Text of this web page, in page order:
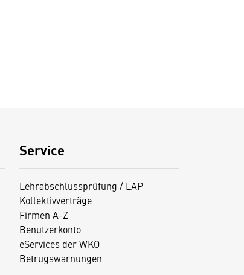
Service
Lehrabschlussprüfung / LAP
Kollektivverträge
Firmen A-Z
Benutzerkonto
eServices der WKO
Betrugswarnungen